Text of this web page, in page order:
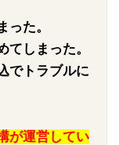
た。
しまった。
でトラブルに
が運営してい